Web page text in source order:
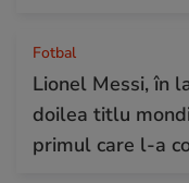
Fotbal
Lionel Messi, în
doilea titlu
primul care l-a